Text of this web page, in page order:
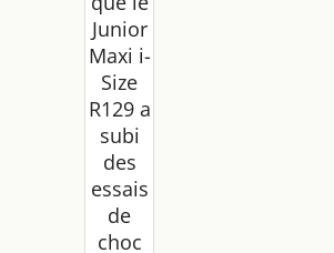
cm),
accoud
oirs et
appui-
tête
réglabl
es en
hauteu
r,
léger,
Junior
Maxi i-
Size
R129 a
subi
des
essais
de
choc